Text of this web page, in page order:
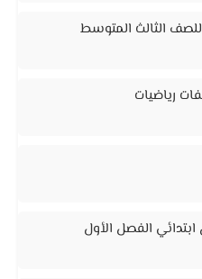
للصف الثالث المتوسط
رياضيات
الفصل الأول